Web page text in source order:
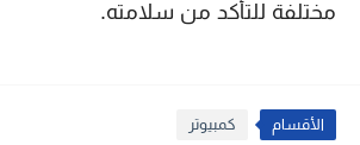
مختلفة للتأكد من سلامته.
الأقسام كمبيوتر